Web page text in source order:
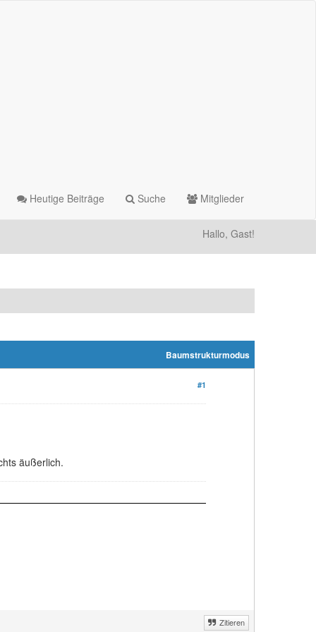
Heutige Beiträge Suche Mitglieder
Hallo, Gast!
Baumstrukturmodus
#1
äußerlich.
Zitieren